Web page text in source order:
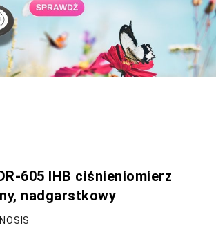
605 IHB ciśnieniomierz
nadgarstkowy